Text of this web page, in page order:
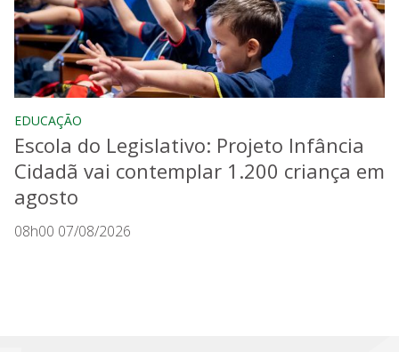
EDUCAÇÃO
Escola do Legislativo: Projeto Infância
Cidadã vai contemplar 1.200 criança em
agosto
08h00 07/08/2026